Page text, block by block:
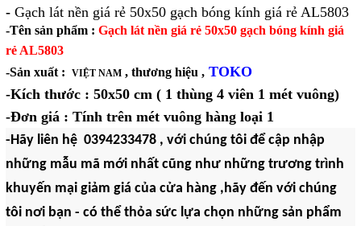
- Gạch lát nền giá rẻ 50x50 gạch bóng kính giá rẻ AL5803
-Tên sản phẩm : Gạch lát nền giá rẻ 50x50 gạch bóng kính giá
rẻ AL5803
-Sản xuất :
VIỆT NAM, thương hiệu , TOKO
-Kích thước : 50x50 cm ( 1 thùng 4 viên 1 mét vuông)
-Đơn giá : Tính trên mét vuông hàng loại 1
-Hãy liên hệ 0394233478 , với chúng tôi để cập nhập
những mẫu mã mới nhất cũng như những trương trình
khuyến mại giảm giá của cửa hàng ,hãy đến với chúng
tôi nơi bạn - có thể thỏa sức lựa chọn những sản phẩm